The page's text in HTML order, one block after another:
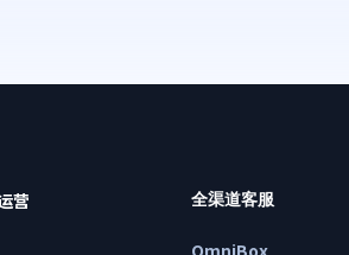
营 全渠道客服
OmniBox